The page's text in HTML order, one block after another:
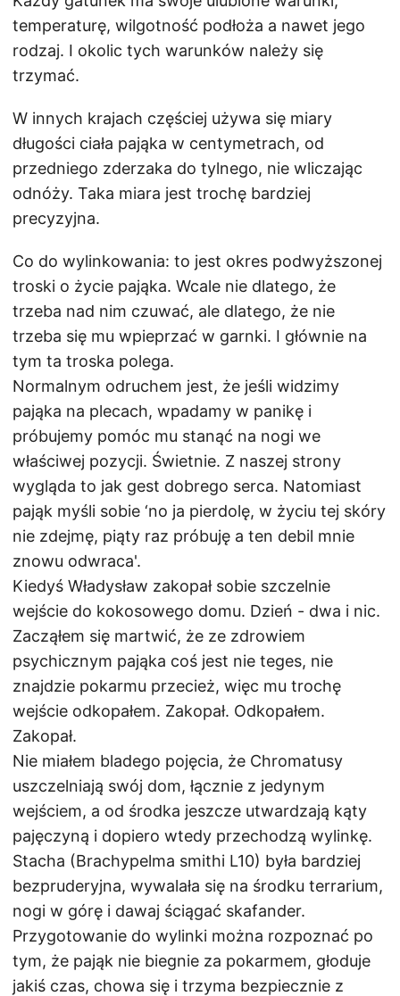
temperaturę, wilgotność podłoża a nawet jego
rodzaj. I okolic tych warunków należy się
trzymać.
W innych krajach częściej używa się miary
długości ciała pająka w centymetrach, od
przedniego zderzaka do tylnego, nie wliczając
odnóży. Taka miara jest trochę bardziej
precyzyjna.
Co do wylinkowania: to jest okres podwyższonej
troski o życie pająka. Wcale nie dlatego, że
trzeba nad nim czuwać, ale dlatego, że nie
trzeba się mu wpieprzać w garnki. I głównie na
tym ta troska polega.
Normalnym odruchem jest, że jeśli widzimy
pająka na plecach, wpadamy w panikę i
próbujemy pomóc mu stanąć na nogi we
właściwej pozycji. Świetnie. Z naszej strony
wygląda to jak gest dobrego serca. Natomiast
pająk myśli sobie ‘no ja pierdolę, w życiu tej skóry
nie zdejmę, piąty raz próbuję a ten debil mnie
znowu odwraca'.
Kiedyś Władysław zakopał sobie szczelnie
wejście do kokosowego domu. Dzień - dwa i nic.
Zacząłem się martwić, że ze zdrowiem
psychicznym pająka coś jest nie teges, nie
znajdzie pokarmu przecież, więc mu trochę
wejście odkopałem. Zakopał. Odkopałem.
Zakopał.
Nie miałem bladego pojęcia, że Chromatusy
uszczelniają swój dom, łącznie z jedynym
wejściem, a od środka jeszcze utwardzają kąty
pajęczyną i dopiero wtedy przechodzą wylinkę.
Stacha (Brachypelma smithi L10) była bardziej
bezpruderyjna, wywalała się na środku terrarium,
nogi w górę i dawaj ściągać skafander.
Przygotowanie do wylinki można rozpoznać po
tym, że pająk nie biegnie za pokarmem, głoduje
jakiś czas, chowa się i trzyma bezpiecznie z